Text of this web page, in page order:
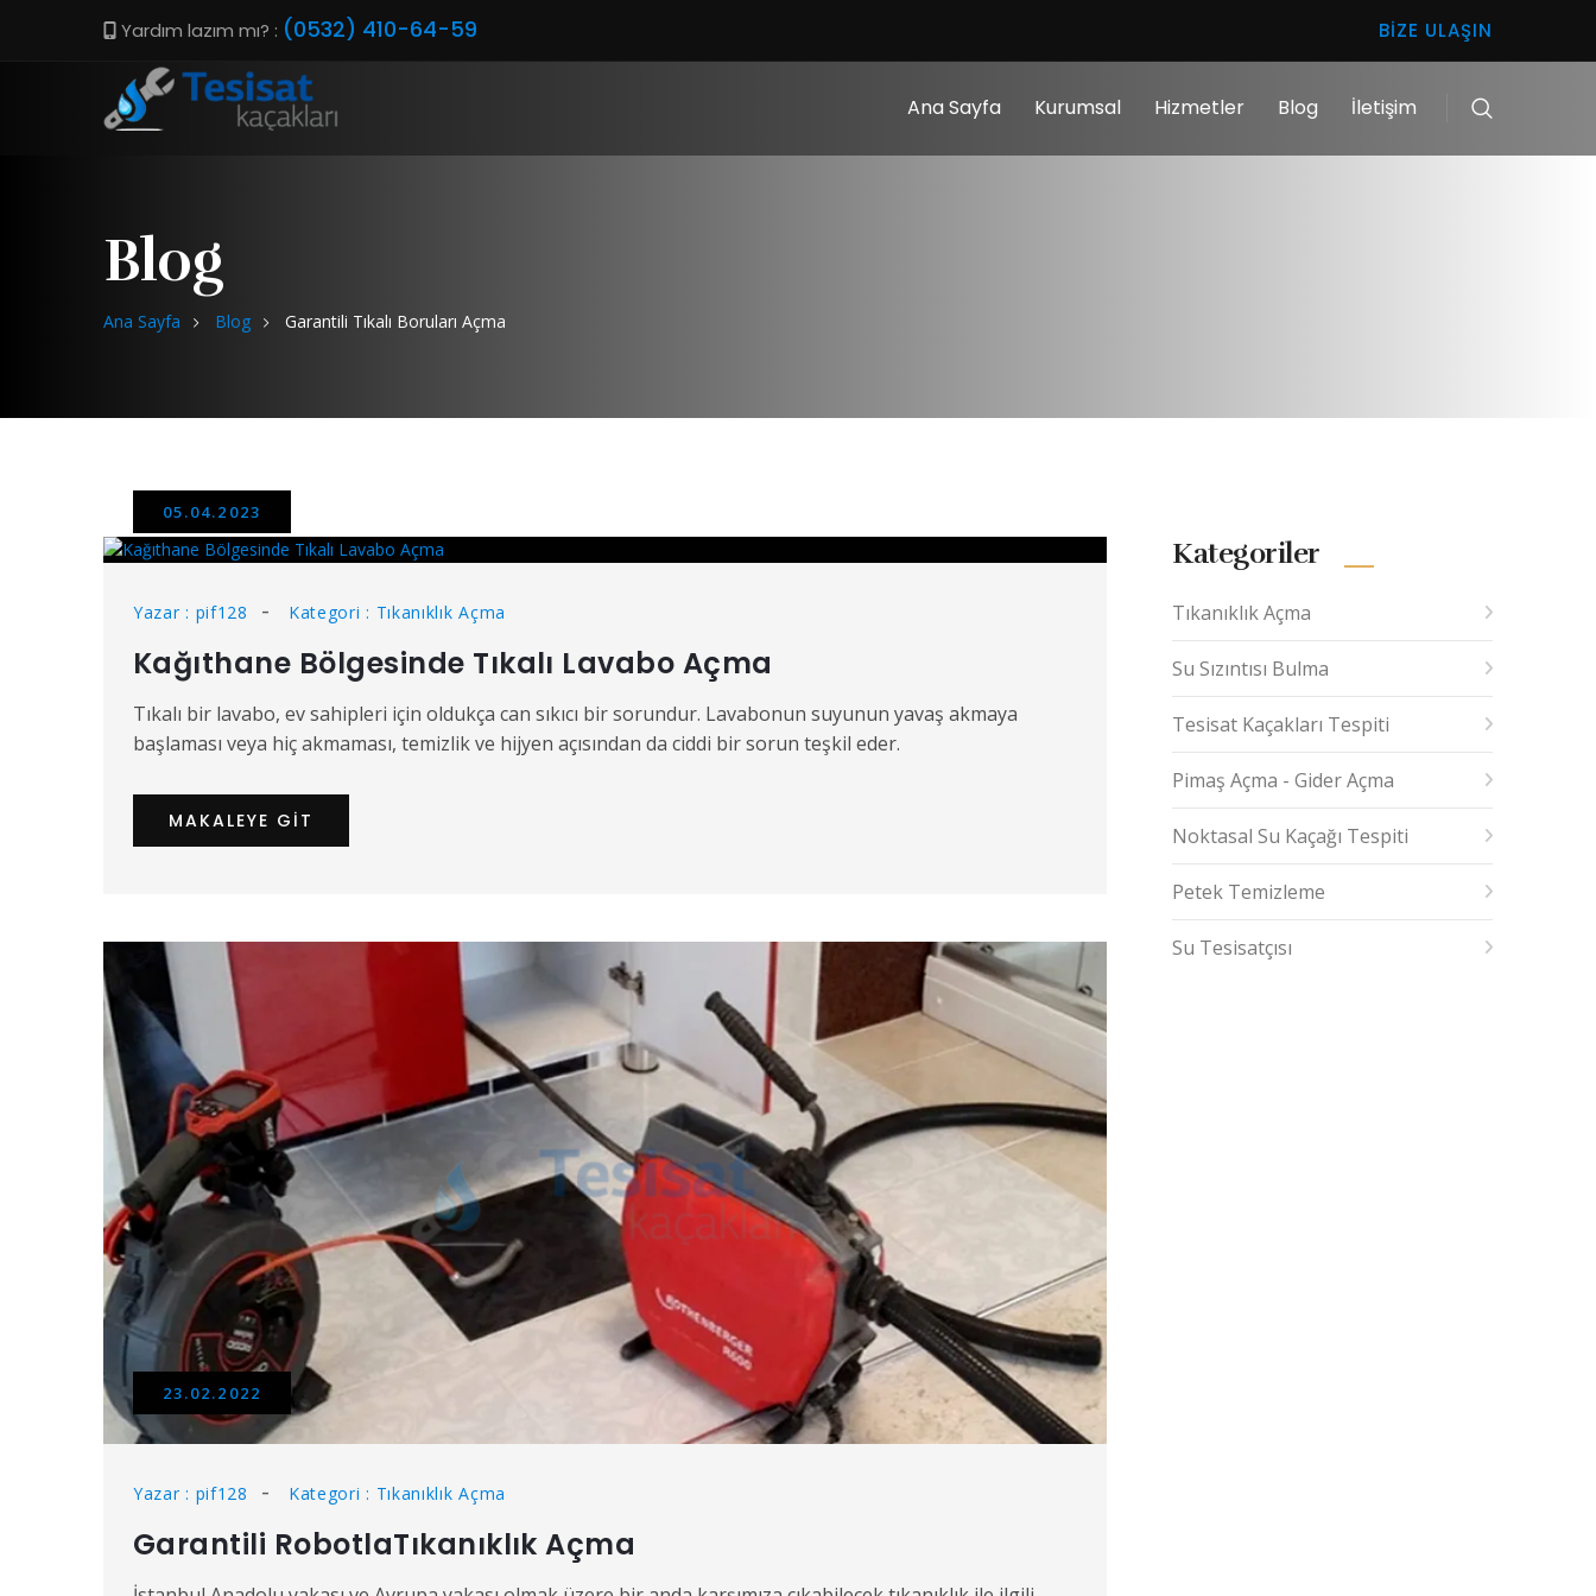
Yardım lazım mı? : (0532) 410-64-59 BIZE ULAŞIN
Ana Sayfa Kurumsal Hizmetler Blog İletişim
Blog
Ana Sayfa Blog Garantili Tıkalı Boruları Açma
05.04.2023
Yazar : pif128 Kategori : Tıkanıklık Açma
Kağıthane Bölgesinde Tıkalı Lavabo Açma
Tıkalı bir lavabo, ev sahipleri için oldukça can sıkıcı bir sorundur. Lavabonun suyunun yavaş akmaya
başlaması veya hiç akmaması, temizlik ve hijyen açısından da ciddi bir sorun teşkil eder.
MAKALEYE GIT
23.02.2022
Yazar : pif128 Kategori : Tıkanıklık Açma
Garantili RobotlaTıkanıklık Açma
Kategoriler
Tıkanıklık Açma
Su Sızıntısı Bulma
Tesisat Kaçakları Tespiti
Pimaş Açma - Gider Açma
Noktasal Su Kaçağı Tespiti
Petek Temizleme
Su Tesisatçısı